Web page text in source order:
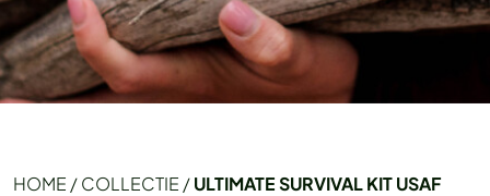
HOME /COLLECTIE /ULTIMATE SURVIVAL KIT USAF